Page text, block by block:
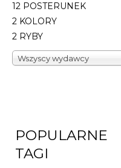
12 POSTERUNEK
2 KOLORY
2 RYBY
Wszyscy wydawcy
POPULARNE
TAGI